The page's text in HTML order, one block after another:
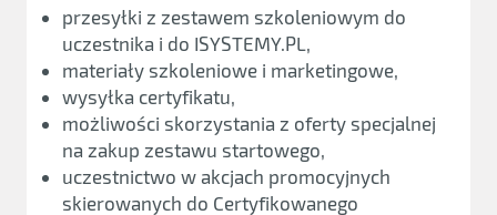
przesyłki z zestawem szkoleniowym do
uczestnika i do ISYSTEMY.PL,
materiały szkoleniowe i marketingowe,
wysyłka certyfikatu,
możliwości skorzystania z oferty specjalnej
na zakup zestawu startowego,
uczestnictwo w akcjach promocyjnych
skierowanych do Certyfikowanego